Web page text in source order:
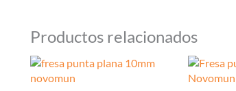
Productos relacionados